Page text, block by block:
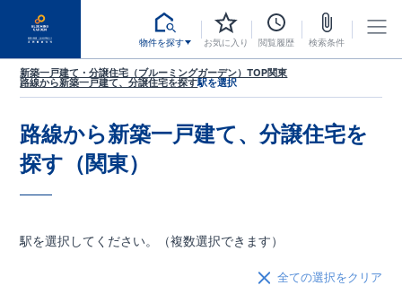
物件を探す お気に入り 閲覧履歴 検索条件
新築一戸建て・分譲住宅（ブルーミングガーデン）TOP関東
路線から新築一戸建て、分譲住宅を探す駅を選択
路線から新築一戸建て、分譲住宅を
探す（関東）
駅を選択してください。（複数選択できます）
全ての選択をクリア